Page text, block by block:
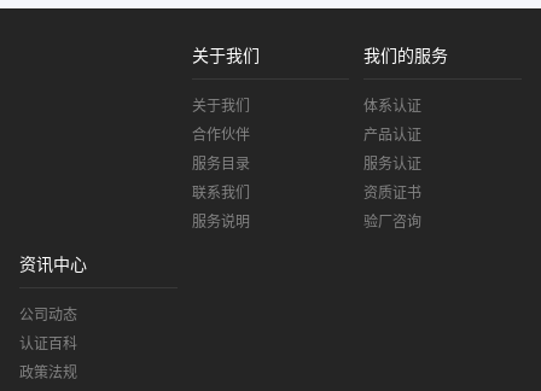
关于我们
关于我们
合作伙伴
服务目录
联系我们
服务说明
我们的服务
体系认证
产品认证
服务认证
资质证书
验厂咨询
资讯中心
公司动态
认证百科
政策法规